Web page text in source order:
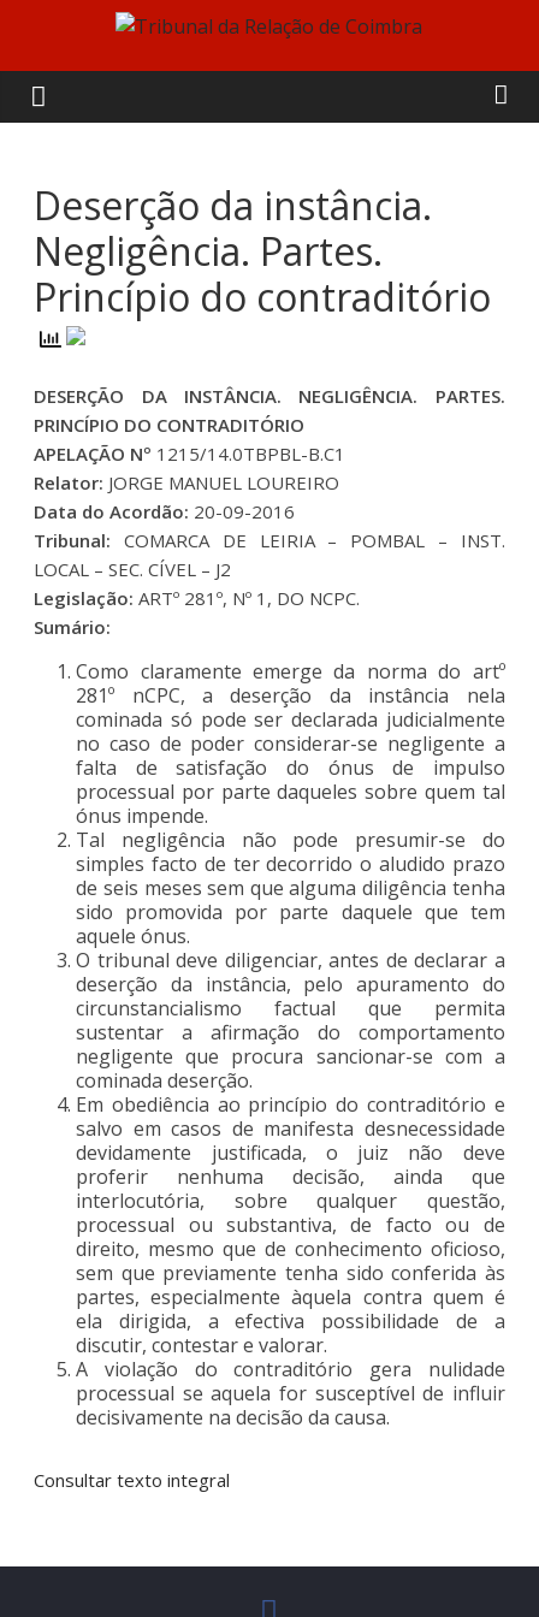
content
Tribunal
da
Relação
de
Coimbra
Deserção da instância.
Negligência. Partes.
Princípio do contraditório
DESERÇÃO DA INSTÂNCIA. NEGLIGÊNCIA. PARTES.
PRINCÍPIO DO CONTRADITÓRIO
APELAÇÃO Nº 1215/14.0TBPBL-B.C1
Relator: JORGE MANUEL LOUREIRO
Data do Acordão: 20-09-2016
Tribunal: COMARCA DE LEIRIA – POMBAL – INST.
LOCAL – SEC. CÍVEL – J2
Legislação:ARTº 281º, Nº 1, DO NCPC.
Sumário:
Como claramente emerge da norma do artº
281º nCPC, a deserção da instância nela
cominada só pode ser declarada judicialmente
no caso de poder considerar-se negligente a
falta de satisfação do ónus de impulso
processual por parte daqueles sobre quem tal
ónus impende.
Tal negligência não pode presumir-se do
simples facto de ter decorrido o aludido prazo
de seis meses sem que alguma diligência tenha
sido promovida por parte daquele que tem
aquele ónus.
O tribunal deve diligenciar, antes de declarar a
deserção da instância, pelo apuramento do
circunstancialismo factual que permita
sustentar a afirmação do comportamento
negligente que procura sancionar-se com a
cominada deserção.
Em obediência ao princípio do contraditório e
salvo em casos de manifesta desnecessidade
devidamente justificada, o juiz não deve
proferir nenhuma decisão, ainda que
interlocutória, sobre qualquer questão,
processual ou substantiva, de facto ou de
direito, mesmo que de conhecimento oficioso,
sem que previamente tenha sido conferida às
partes, especialmente àquela contra quem é
ela dirigida, a efectiva possibilidade de a
discutir, contestar e valorar.
A violação do contraditório gera nulidade
processual se aquela for susceptível de influir
decisivamente na decisão da causa.
Consultar texto integral